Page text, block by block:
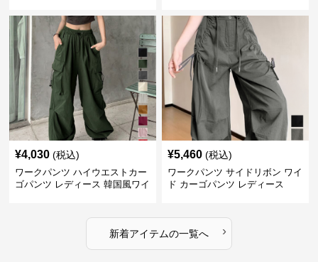
¥4,030 (税込)
ワークパンツ ハイウエストカー
ゴパンツ レディース 韓国風ワイ
¥5,460 (税込)
ワークパンツ サイドリボン ワイ
ド カーゴパンツ レディース
新着アイテムの一覧へ ›